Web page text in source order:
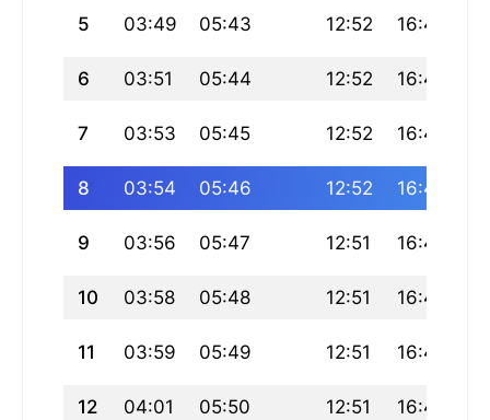
5 03:49 05:43 12:52 16:48
6 03:51 05:44 12:52 16:47
7 03:53 05:45 12:52 16:47
8 03:54 05:46 12:52 16:46
9 03:56 05:47 12:51 16:46
10 03:58 05:48 12:51 16:45
11 03:59 05:49 12:51 16:44
12 04:01 05:50 12:51 16:44